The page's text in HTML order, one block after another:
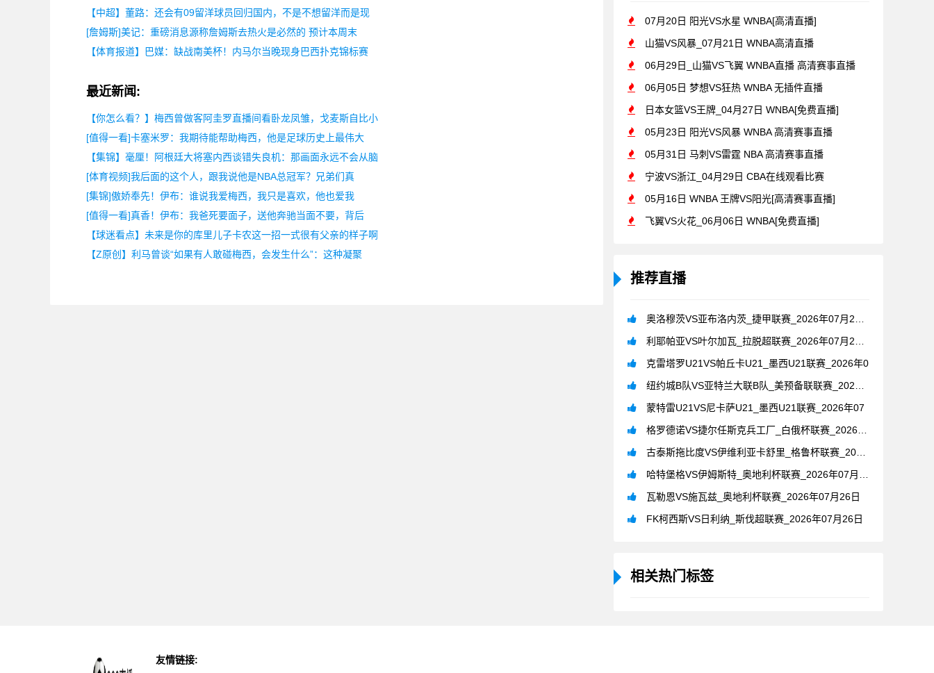
【中超】董路：还会有09留洋球员回归国内，不是不想留洋而是现
[詹姆斯]美记：重磅消息源称詹姆斯去热火是必然的 预计本周末
【体育报道】巴媒：缺战南美杯！内马尔当晚现身巴西扑克锦标赛
最近新闻:
【你怎么看？】梅西曾做客阿圭罗直播间看卧龙凤雏，戈麦斯自比小
[值得一看]卡塞米罗：我期待能帮助梅西，他是足球历史上最伟大
【集锦】毫厘！阿根廷大将塞内西谈错失良机：那画面永远不会从脑
[体育视频]我后面的这个人，跟我说他是NBA总冠军？兄弟们真
[集锦]傲娇奉先！伊布：谁说我爱梅西，我只是喜欢，他也爱我
[值得一看]真香！伊布：我爸死要面子，送他奔驰当面不要，背后
【球迷看点】未来是你的库里儿子卡农这一招一式很有父亲的样子啊
【Z原创】利马曾谈“如果有人敢碰梅西，会发生什么”：这种凝聚
07月20日 阳光VS水星 WNBA[高清直播]
山猫VS风暴_07月21日 WNBA高清直播
06月29日_山猫VS飞翼 WNBA直播 高清赛事直播
06月05日 梦想VS狂热 WNBA 无插件直播
日本女篮VS王牌_04月27日 WNBA[免费直播]
05月23日 阳光VS风暴 WNBA 高清赛事直播
05月31日 马刺VS雷霆 NBA 高清赛事直播
宁波VS浙江_04月29日 CBA在线观看比赛
05月16日 WNBA 王牌VS阳光[高清赛事直播]
飞翼VS火花_06月06日 WNBA[免费直播]
推荐直播
奥洛穆茨VS亚布洛内茨_捷甲联赛_2026年07月26日
利耶帕亚VS叶尔加瓦_拉脱超联赛_2026年07月26日
克雷塔罗U21VS帕丘卡U21_墨西U21联赛_2026年0
纽约城B队VS亚特兰大联B队_美预备联联赛_2026年07月
蒙特雷U21VS尼卡萨U21_墨西U21联赛_2026年07
格罗德诺VS捷尔任斯克兵工厂_白俄杯联赛_2026年07月2
古泰斯拖比度VS伊维利亚卡舒里_格鲁杯联赛_2026年07月
哈特堡格VS伊姆斯特_奥地利杯联赛_2026年07月26日
瓦勒恩VS施瓦兹_奥地利杯联赛_2026年07月26日
FK柯西斯VS日利纳_斯伐超联赛_2026年07月26日
相关热门标签
友情链接: